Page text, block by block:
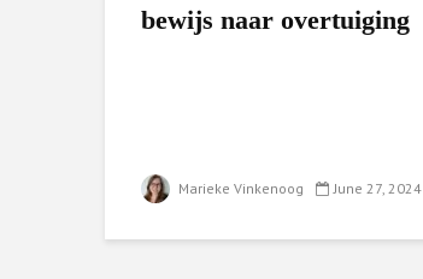
bewijs naar overtuiging
Marieke Vinkenoog June 27, 2024